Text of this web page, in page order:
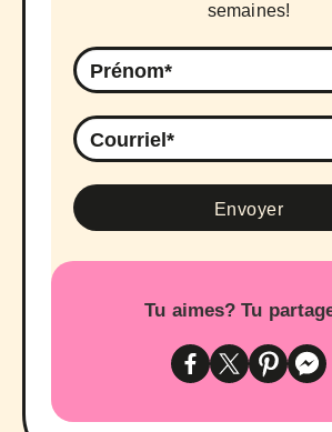
semaines!
Tu aimes? Tu